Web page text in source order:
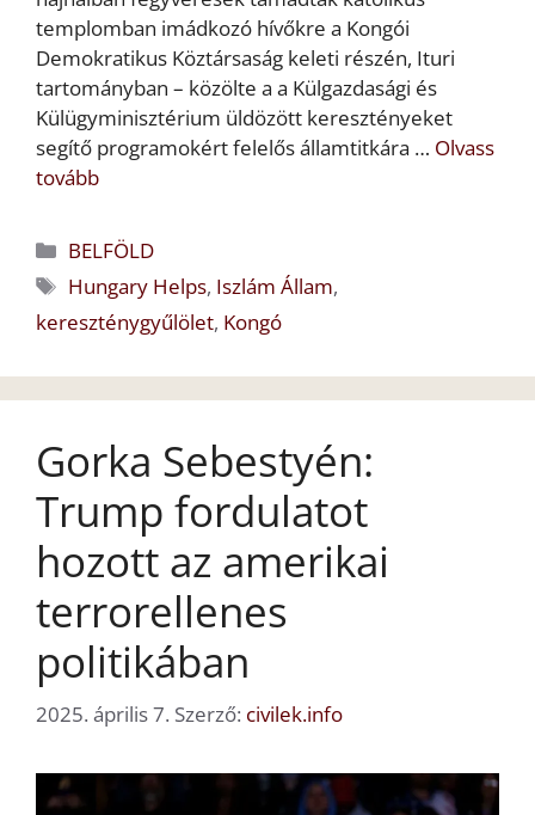
templomban imádkozó hívőkre a Kongói
Demokratikus Köztársaság keleti részén, Ituri
tartományban – közölte a a Külgazdasági és
Külügyminisztérium üldözött keresztényeket
segítő programokért felelős államtitkára … Olvass
tovább
Kategória
BELFÖLD
Címkék
Hungary Helps, Iszlám Állam,
kereszténygyűlölet, Kongó
Gorka Sebestyén:
Trump fordulatot
hozott az amerikai
terrorellenes
politikában
2025. április 7. Szerző: civilek.info